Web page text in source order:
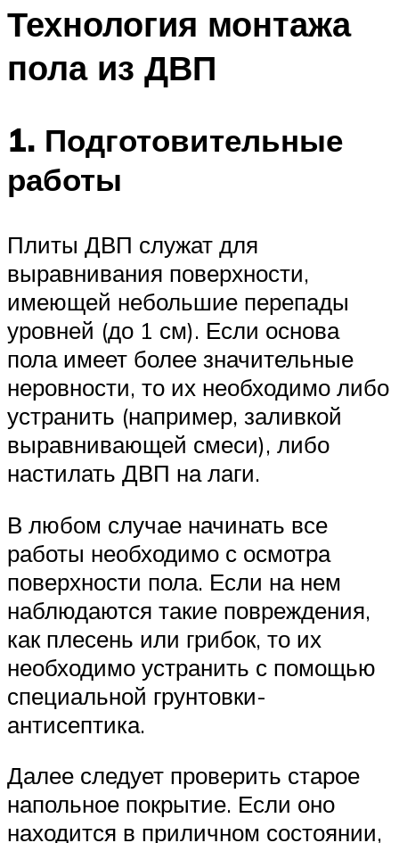
Технология монтажа
пола из ДВП
1. Подготовительные
работы
Плиты ДВП служат для
выравнивания поверхности,
имеющей небольшие перепады
уровней (до 1 см). Если основа
пола имеет более значительные
неровности, то их необходимо либо
устранить (например, заливкой
выравнивающей смеси), либо
настилать ДВП на лаги.
В любом случае начинать все
работы необходимо с осмотра
поверхности пола. Если на нем
наблюдаются такие повреждения,
как плесень или грибок, то их
необходимо устранить с помощью
специальной грунтовки-
антисептика.
Далее следует проверить старое
напольное покрытие. Если оно
находится в приличном состоянии,